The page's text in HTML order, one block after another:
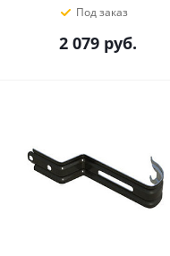
Под заказ
2 079 руб.